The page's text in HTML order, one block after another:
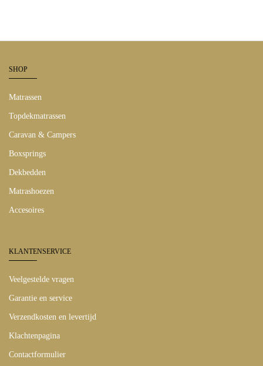
SHOP
Matrassen
Topdekmatrassen
Caravan & Campers
Boxsprings
Dekbedden
Matrashoezen
Accesoires
KLANTENSERVICE
Veelgestelde vragen
Garantie en service
Verzendkosten en levertijd
Klachtenpagina
Contactformulier